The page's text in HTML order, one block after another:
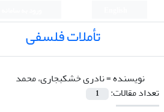
تأملات فلسفی
نویسنده =نادری خشکبجاری، محمد
تعداد مقالات:
1